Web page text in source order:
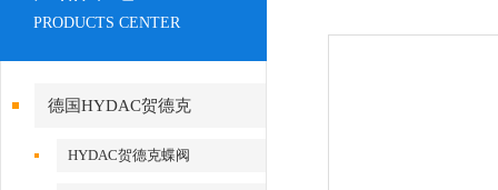
PRODUCTS CENTER
德国HYDAC贺德克
HYDAC贺德克蝶阀